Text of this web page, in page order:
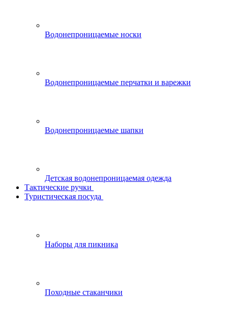
Водонепроницаемые носки
Водонепроницаемые перчатки и варежки
Водонепроницаемые шапки
Детская водонепроницаемая одежда
Тактические ручки
Туристическая посуда
Наборы для пикника
Походные стаканчики